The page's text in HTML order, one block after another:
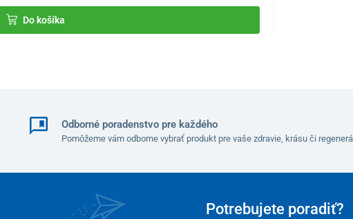
Do košíka
Odborné poradenstvo pre každého
Pomôžeme vám odborne vybrať produkt pre vaše zdravie, krásu či
Potrebujete poradiť?